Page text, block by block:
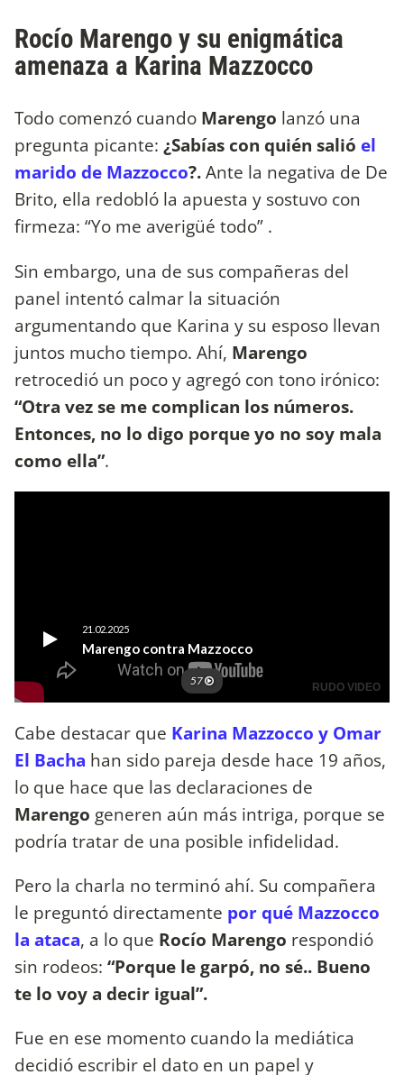
Rocío Marengo y su enigmática
amenaza a Karina Mazzocco
Todo comenzó cuando Marengo lanzó una
pregunta picante: ¿Sabías con quién salió el
marido de Mazzocco?.Ante la negativa de De
Brito, ella redobló la apuesta y sostuvo con
firmeza: “Yo me averigüé todo” .
Sin embargo, una de sus compañeras del
panel intentó calmar la situación
argumentando que Karina y su esposo llevan
juntos mucho tiempo. Ahí, Marengo
retrocedió un poco y agregó con tono irónico:
“Otra vez se me complican los números.
Entonces, no lo digo porque yo no soy mala
como ella”.
Cabe destacar que Karina Mazzocco y Omar
El Bacha han sido pareja desde hace 19 años,
lo que hace que las declaraciones de
Marengo generen aún más intriga, porque se
podría tratar de una posible infidelidad.
Pero la charla no terminó ahí. Su compañera
le preguntó directamente por qué Mazzocco
la ataca, a lo que Rocío Marengo respondió
sin rodeos: “Porque le garpó, no sé.. Bueno
te lo voy a decir igual”.
Fue en ese momento cuando la mediática
decidió escribir el dato en un papel y